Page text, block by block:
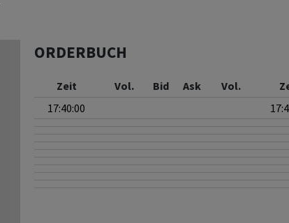
ORDERBUCH
Zeit Vol. Bid Ask Vol.
17:40:00